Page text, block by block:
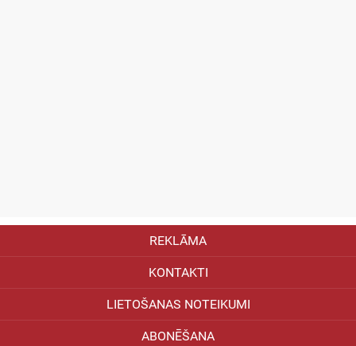
REKLĀMA
KONTAKTI
LIETOŠANAS NOTEIKUMI
ABONĒŠANA